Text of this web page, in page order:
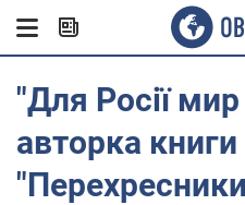
"Для Росії
авторка книги